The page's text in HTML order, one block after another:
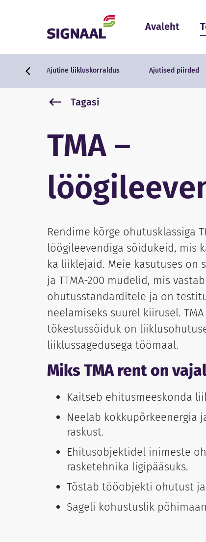
Avaleht
Ajutine liikluskorraldus Ajutised piirded
Tagasi
TMA –
Rendime kõrge ohutusklassiga
löögileevendiga sõidukeid, mis
ka liiklejaid. Meie kasutuses on
ja TTMA-200 mudelid, mis
ohutusstandarditele ja on
neelamiseks suurel kiirusel.
tõkestussõiduk on
liiklussagedusega töömaal.
Miks TMA rent on
Kaitseb ehitusmeeskonda
Neelab kokkupõrkeenergia
raskust.
Ehitusobjektidel inimeste
rasketehnika ligipääsuks.
Tõstab tööobjekti ohutust
Sageli kohustuslik